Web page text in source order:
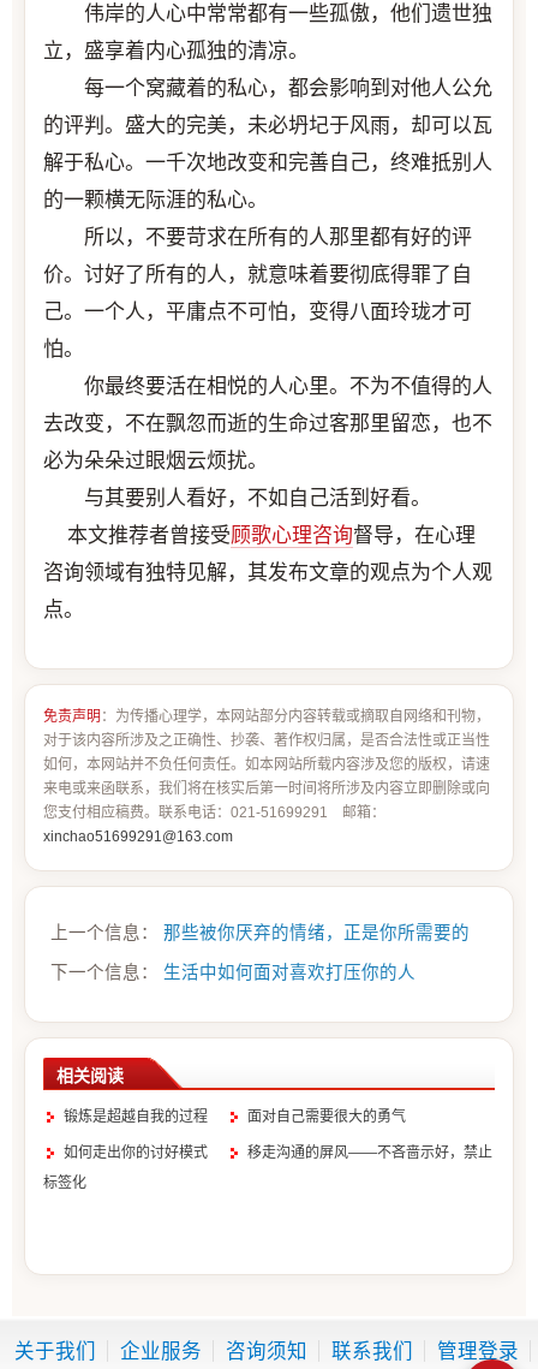
伟岸的人心中常常都有一些孤傲，他们遗世独
立，盛享着内心孤独的清凉。
每一个窝藏着的私心，都会影响到对他人公允
的评判。盛大的完美，未必坍圮于风雨，却可以瓦
解于私心。一千次地改变和完善自己，终难抵别人
的一颗横无际涯的私心。
所以，不要苛求在所有的人那里都有好的评
价。讨好了所有的人，就意味着要彻底得罪了自
己。一个人，平庸点不可怕，变得八面玲珑才可
怕。
你最终要活在相悦的人心里。不为不值得的人
去改变，不在飘忽而逝的生命过客那里留恋，也不
必为朵朵过眼烟云烦扰。
与其要别人看好，不如自己活到好看。
本文推荐者曾接受顾歌心理咨询督导，在心理
咨询领域有独特见解，其发布文章的观点为个人观
点。
免责声明 ：为传播心理学，本网站部分内容转载或摘取自网络和刊物，
对于该内容所涉及之正确性、抄袭、著作权归属，是否合法性或正当性
如何，本网站并不负任何责任。如本网站所载内容涉及您的版权，请速
来电或来函联系，我们将在核实后第一时间将所涉及内容立即删除或向
您支付相应稿费。联系电话：021-51699291 邮箱：
xinchao51699291@163.com
上一个信息： 那些被你厌弃的情绪，正是你所需要的
下一个信息： 生活中如何面对喜欢打压你的人
相关阅读
锻炼是超越自我的过程 面对自己需要很大的勇气
如何走出你的讨好模式
移走沟通的屏风——不吝啬示好，禁止
标签化
关于我们 企业服务 咨询须知 联系我们 管理登录